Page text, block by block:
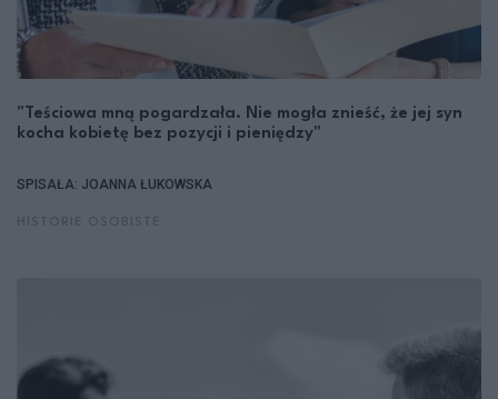
"Teściowa mną pogardzała. Nie mogła znieść, że jej syn
kocha kobietę bez pozycji i pieniędzy"
SPISAŁA: JOANNA ŁUKOWSKA